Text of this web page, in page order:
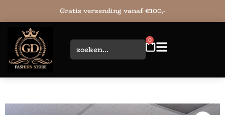
Jouw favoriete online boetiek!
0